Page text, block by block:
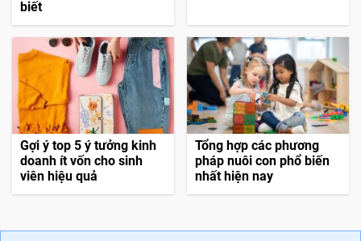
biết
Gợi ý top 5 ý tưởng kinh
doanh ít vốn cho sinh
viên hiệu quả
Tổng hợp các phương
pháp nuôi con phổ biến
nhất hiện nay